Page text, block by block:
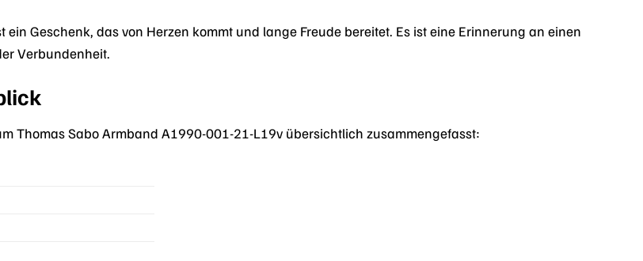
ein Geschenk, das von Herzen kommt und lange Freude bereitet. Es ist eine Erinnerung an einen
Verbundenheit.
Thomas Sabo Armband A1990-001-21-L19v übersichtlich zusammengefasst: